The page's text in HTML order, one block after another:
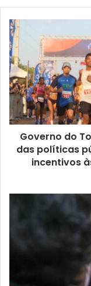
Governo do
das políticas
incentivos